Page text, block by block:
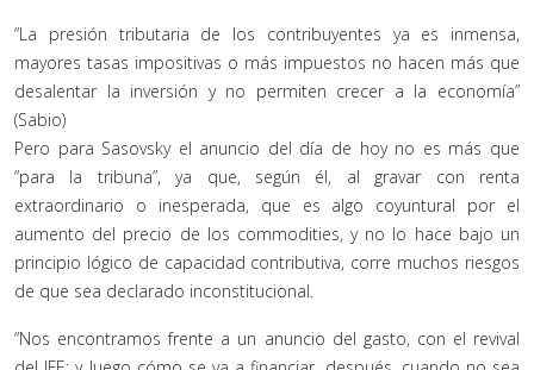
“La presión tributaria de los contribuyentes ya es inmensa,
mayores tasas impositivas o más impuestos no hacen más que
desalentar la inversión y no permiten crecer a la economía”
(Sabio)
Pero para Sasovsky el anuncio del día de hoy no es más que
“para la tribuna”, ya que, según él, al gravar con renta
extraordinario o inesperada, que es algo coyuntural por el
aumento del precio de los commodities, y no lo hace bajo un
principio lógico de capacidad contributiva, corre muchos riesgos
de que sea declarado inconstitucional.
“Nos encontramos frente a un anuncio del gasto, con el revival